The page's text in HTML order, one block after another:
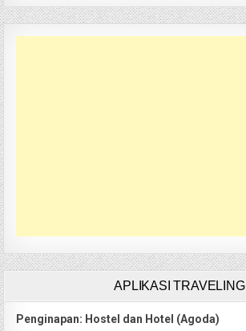
APLIKASI TRAVELING
Penginapan: Hostel dan Hotel (Agoda)